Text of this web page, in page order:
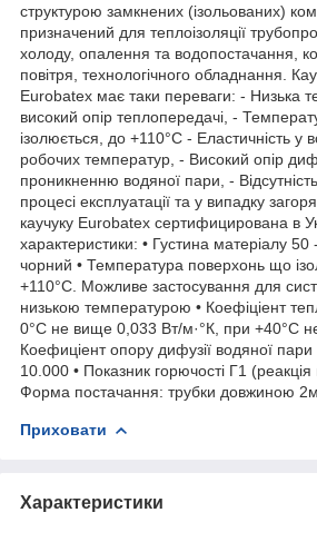
структурою замкнених (ізольованих)
призначений для теплоізоляції
холоду, опалення та водопостачання,
повітря, технологічного обладнання.
Eurobatex має таки переваги: - Низька
високий опір теплопередачі, -
ізолюється, до +110°С - Еластичність у
робочих температур, - Високий опір
проникненню водяної пари, -
процесі експлуатації та у випадку
каучуку Eurobatex сертифицирована в
характеристики: • Густина матеріалу 50
чорний • Температура поверхонь що
+110°С. Можливе застосування для
низькою температурою • Коефіціент
0°С не вище 0,033 Вт/м·°К, при +40°С
Коефиціент опору дифузії водяної
10.000 • Показник горючості Г1
Форма постачання: трубки довжиною 2м,
Приховати
Характеристики